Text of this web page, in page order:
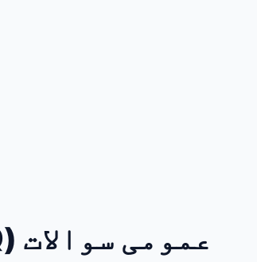
عمومی سوالات (FAQ)